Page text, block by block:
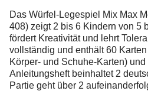
Das Würfel-Legespiel Mix Max
408) zeigt 2 bis 6 Kindern von 5
fördert Kreativität und lehrt
vollständig und enthält 60
Körper- und Schuhe-Karten)
Anleitungsheft beinhaltet 2
Partie geht über 2